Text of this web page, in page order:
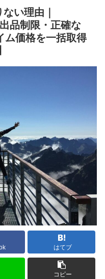
い理由｜
品制限・正確な
ム価格を一括取得
はてブ
コピー